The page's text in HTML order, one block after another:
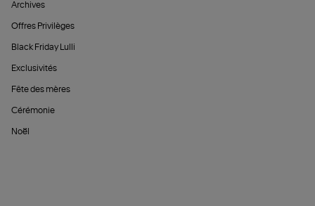
Archives
Offres Privilèges
Black Friday Lulli
Exclusivités
Fête des mères
Cérémonie
Noël